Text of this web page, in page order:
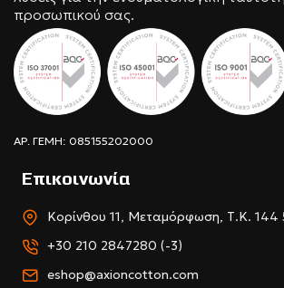
προσωπικού σας.
ΑΡ. ΓΕΜΗ: 085155202000
Επικοινωνία
Κορίνθου 11, Μεταμόρφωση, Τ.Κ. 144
+30 210 2847280 (-3)
eshop@axioncotton.com